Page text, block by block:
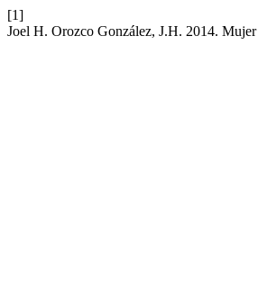
[1]
Joel H. Orozco González, J.H. 2014.